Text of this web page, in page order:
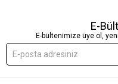
E-
E-bültenimize üye ol,